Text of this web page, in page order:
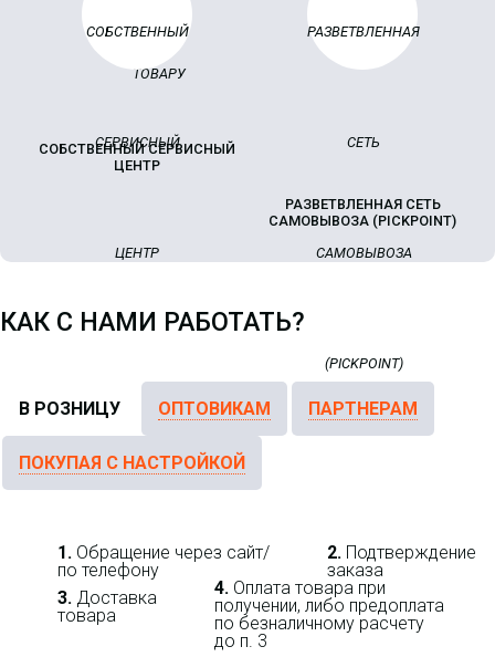
СОБСТВЕННЫЙ СЕРВИСНЫЙ
ЦЕНТР
РАЗВЕТВЛЕННАЯ СЕТЬ
САМОВЫВОЗА (PICKPOINT)
КАК С НАМИ РАБОТАТЬ?
В РОЗНИЦУ ОПТОВИКАМ ПАРТНЕРАМ
ПОКУПАЯ С НАСТРОЙКОЙ
1. Обращение через сайт/
по телефону
2. Подтверждение
заказа
3. Доставка
товара
4. Оплата товара при
получении, либо предоплата
по безналичному расчету
до п. 3